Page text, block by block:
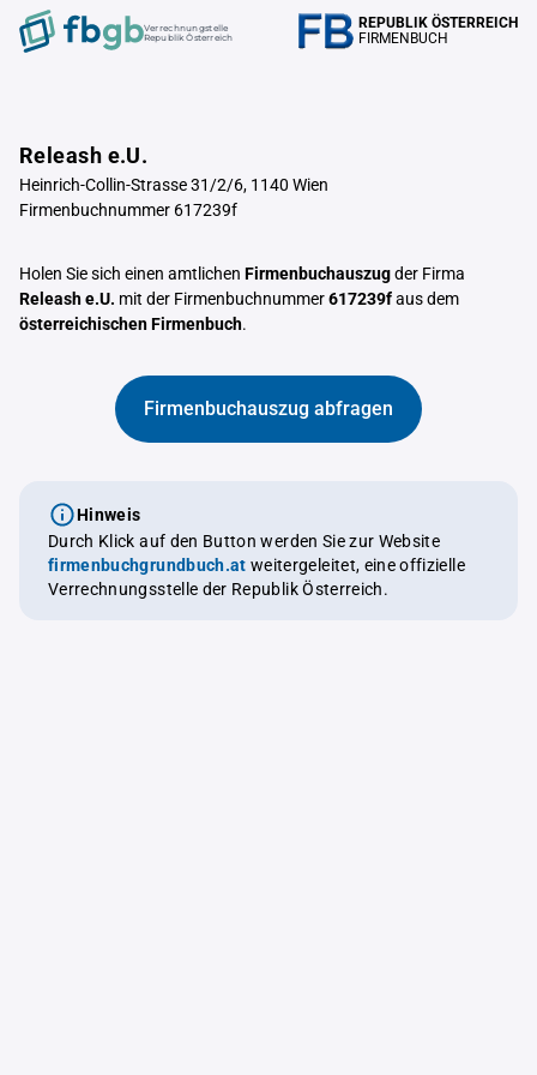
Verrechnungstelle
Republik Österreich
REPUBLIK ÖSTERREICH
FIRMENBUCH
Releash e.U.
Heinrich-Collin-Strasse 31/2/6, 1140 Wien
Firmenbuchnummer 617239f
Holen Sie sich einen amtlichen Firmenbuchauszugder Firma
Releash e.U. mit der Firmenbuchnummer617239faus dem
österreichischen Firmenbuch.
Firmenbuchauszug abfragen
Hinweis
Durch Klick auf den Button werden Sie zur Website
firmenbuchgrundbuch.at weitergeleitet, eine offizielle
Verrechnungsstelle der Republik Österreich.